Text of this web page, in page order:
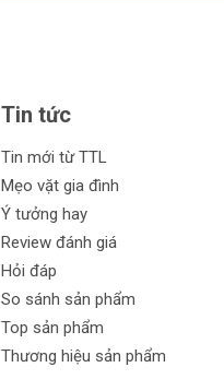
Tin tức
Tin mới từ TTL
Mẹo vặt gia đình
Ý tưởng hay
Review đánh giá
Hỏi đáp
So sánh sản phẩm
Top sản phẩm
Thương hiệu sản phẩm